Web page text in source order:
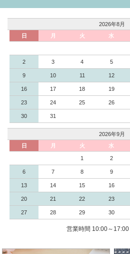
2026年8月
日
月 火 水
2 3 4 5
9 10 11 12
16 17 18 19
23 24 25 26
30 31
2026年9月
日
月 火 水
1 2
6 7 8 9
13 14 15 16
20 21 22 23
27 28 29 30
営業時間 10:00～17:00